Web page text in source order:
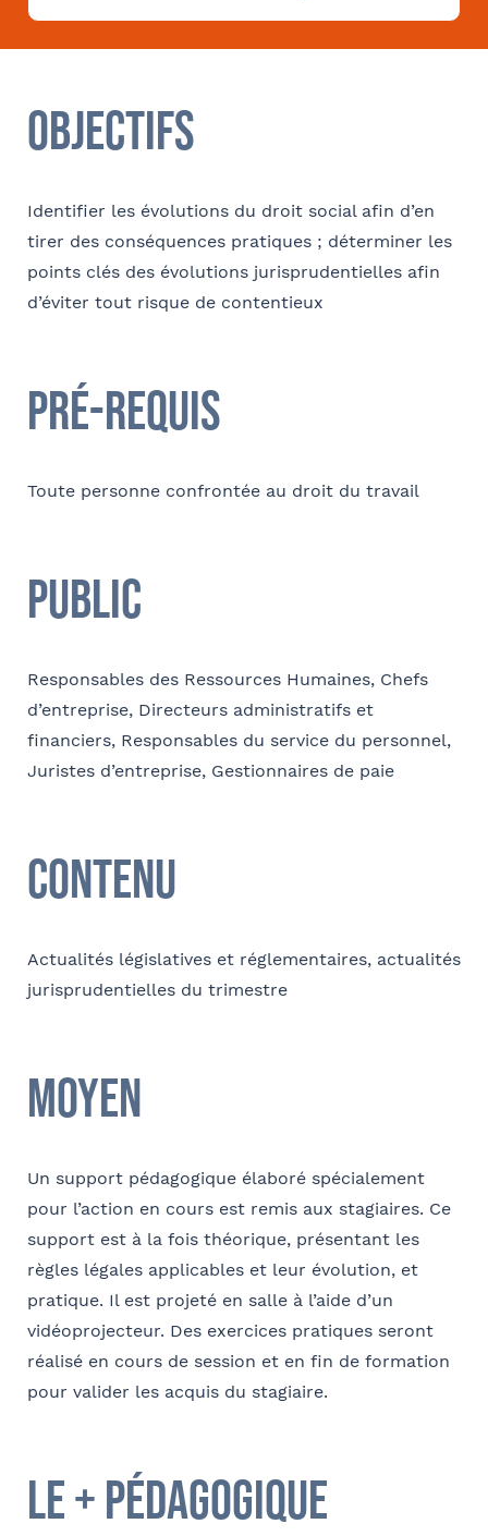
Objectifs
Identifier les évolutions du droit social afin d’en
tirer des conséquences pratiques ; déterminer les
points clés des évolutions jurisprudentielles afin
d’éviter tout risque de contentieux
Pré-requis
Toute personne confrontée au droit du travail
Public
Responsables des Ressources Humaines, Chefs
d’entreprise, Directeurs administratifs et
financiers, Responsables du service du personnel,
Juristes d’entreprise, Gestionnaires de paie
Contenu
Actualités législatives et réglementaires, actualités
jurisprudentielles du trimestre
Moyen
Un support pédagogique élaboré spécialement
pour l’action en cours est remis aux stagiaires. Ce
support est à la fois théorique, présentant les
règles légales applicables et leur évolution, et
pratique. Il est projeté en salle à l’aide d’un
vidéoprojecteur. Des exercices pratiques seront
réalisé en cours de session et en fin de formation
pour valider les acquis du stagiaire.
le + pédagogique
Si oui dans quelle ville ?
Comment avez-vous connu le cabinet / la formation ?
Internet Bon appétit RH Autre
Coordonnées
E-mail
Nom et Prénom
Téléphone
E-mail
Coordonnées de l’organisme
OPCO
Adresse
Prénom
J'autorise Barthélémy Avocats à utiliser mes
Tapez votre recherche et
validez
Rechercher